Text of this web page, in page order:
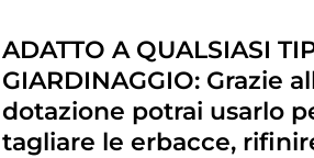
ADATTO A QUALSIASI
GIARDINAGGIO: Grazie
dotazione potrai usarlo
tagliare le erbacce,